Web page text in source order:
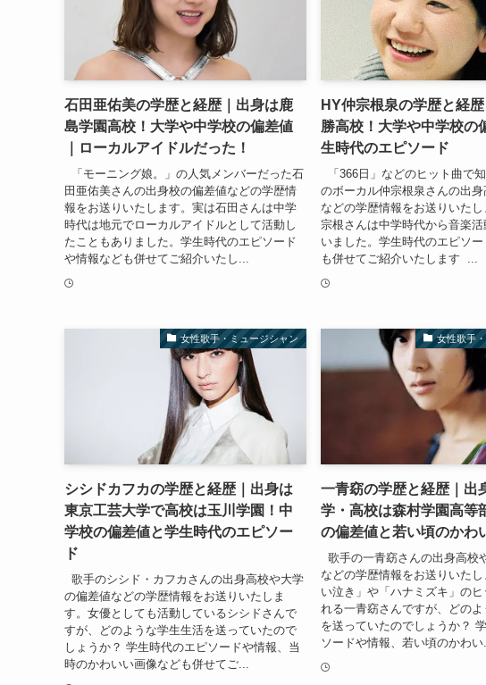
石田亜佑美の学歴と経歴｜出身は鹿
島学園高校！大学や中学校の偏差値
｜ローカルアイドルだった！
「モーニング娘。」の人気メンバーだった石
田亜佑美さんの出身校の偏差値などの学歴情
報をお送りいたします。実は石田さんは中学
時代は地元でローカルアイドルとして活動し
たこともありました。学生時代のエピソード
や情報なども併せてご紹介いたし...
HY仲宗根泉の学歴と経
勝高校！大学や中学校の
生時代のエピソード
「366日」などのヒット曲で知
のボーカル仲宗根泉さんの出
などの学歴情報をお送りいた
宗根さんは中学時代から音楽
いました。学生時代のエピソ
も併せてご紹介いたします ...
女性歌手・ミュージシャン
シシドカフカの学歴と経歴｜出身は
東京工芸大学で高校は玉川学園！中
学校の偏差値と学生時代のエピソー
ド
歌手のシシド・カフカさんの出身高校や大学
の偏差値などの学歴情報をお送りいたしま
す。女優としても活動しているシシドさんで
すが、どのような学生生活を送っていたので
しょうか？ 学生時代のエピソードや情報、当
時のかわいい画像なども併せてご...
女性歌手
一青窈の学歴と経歴｜出
学・高校は森村学園高等
の偏差値と若い頃のかわ
歌手の一青窈さんの出身高校
などの学歴情報をお送りいたし
い泣き」や「ハナミズキ」のヒ
れる一青窈さんですが、どの
を送っていたのでしょうか？
ソードや情報、若い頃のかわい